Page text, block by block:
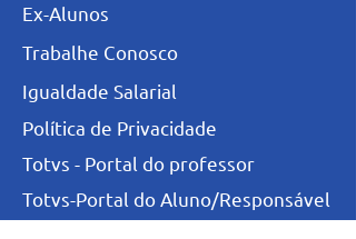
Ex-Alunos
Trabalhe Conosco
Igualdade Salarial
Política de Privacidade
Totvs - Portal do professor
Totvs-Portal do Aluno/Responsável